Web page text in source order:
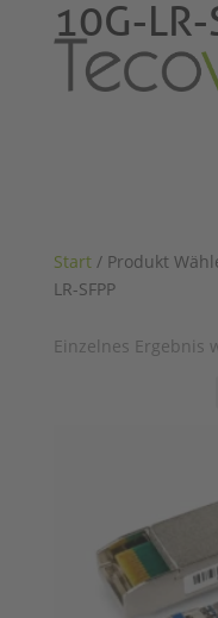
Start/ Produkt
LR-SFPP
10G-LR-
Einzelnes Ergebnis